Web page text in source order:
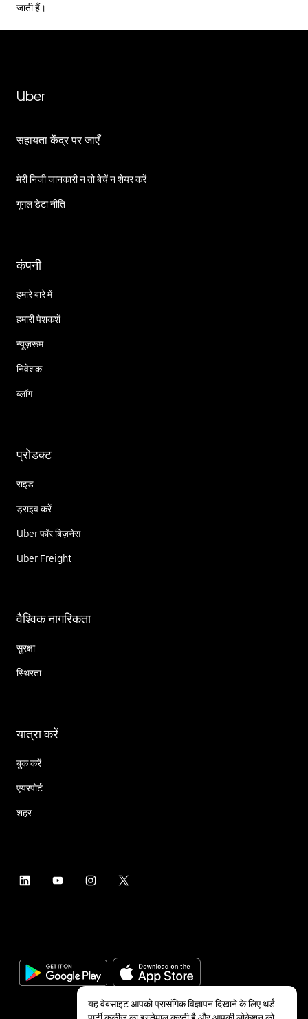
जाती हैं।
Uber
सहायता केंद्र पर जाएँ
मेरी निजी जानकारी न तो बेचें न शेयर करें
गूगल डेटा नीति
कंपनी
हमारे बारे में
हमारी पेशकशें
न्यूज़रूम
निवेशक
ब्लॉग
प्रोडक्ट
राइड
ड्राइव करें
Uber फॉर बिज़नेस
Uber Freight
वैश्विक नागरिकता
सुरक्षा
स्थिरता
यात्रा करें
बुक करें
एयरपोर्ट
शहर
यह वेबसाइट आपको प्रासंगिक विज्ञापन दिखाने के लिए थर्ड